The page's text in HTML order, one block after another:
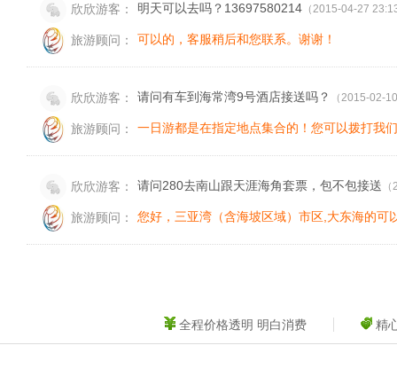
欣欣游客： 明天可以去吗？13697580214 （2015-04-27
旅游顾问： 可以的，客服稍后和您联系。谢谢！
欣欣游客： 请问有车到海常湾9号酒店接送吗？ （2015-02-
旅游顾问： 一日游都是在指定地点集合的！您可以拨打我
欣欣游客： 请问280去南山跟天涯海角套票，包不包接送
旅游顾问： 您好，三亚湾（含海坡区域）市区,大东海的
全程价格透明 明白消费 精